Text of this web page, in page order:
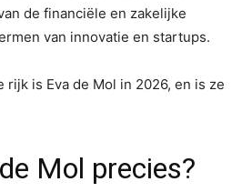
de financiële en zakelijke
van innovatie en startups.
rijk is Eva de Mol in 2026, en is ze
Mol precies?